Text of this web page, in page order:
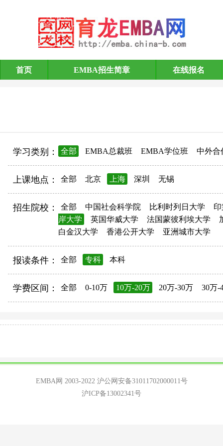
EMBA招生简章
首页 EMBA招生简章 在线报名
学习类别： 全部 EMBA总裁班 EMBA学位班 中外合
上课地点： 全部 北京 上海 深圳 无锡
招生院校： 全部 中国社会科学院 比利时列日大学
岸大学
英国华威大学 法国蒙彼利埃大学
白金汉大学
香港公开大学 亚洲城市大学
报读条件： 全部 专科 本科
学费区间： 全部 0-10万 10万-20万 20万-30万 30万-
EMBA网 2003-2022 沪公网安备31011702000011号
沪ICP备13002341号